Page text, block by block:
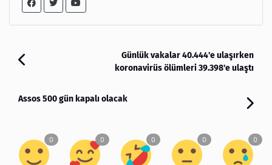
Günlük vakalar 40.444'e ulaşırken
koronavirüs ölümleri 39.398'e ulaştı
Assos 500 gün kapalı olacak